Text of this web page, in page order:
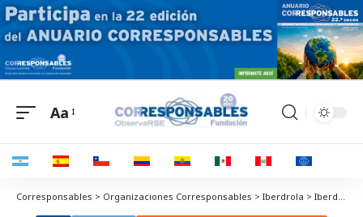
Aa
Corresponsables > Organizaciones Corresponsables > Iberdrola > Iberdrola invertirá 47.000 millones de euros en tres años para impulsar la transición energética, el empleo y las emisiones netas nulas